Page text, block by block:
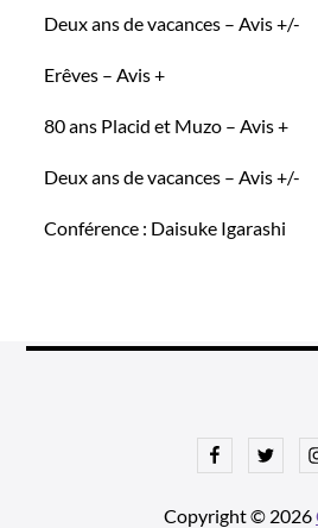
Deux ans de vacances – Avis +/-
Erêves – Avis +
80 ans Placid et Muzo – Avis +
Deux ans de vacances – Avis +/-
Conférence : Daisuke Igarashi
FacebookTwitter
Copyright © 2026